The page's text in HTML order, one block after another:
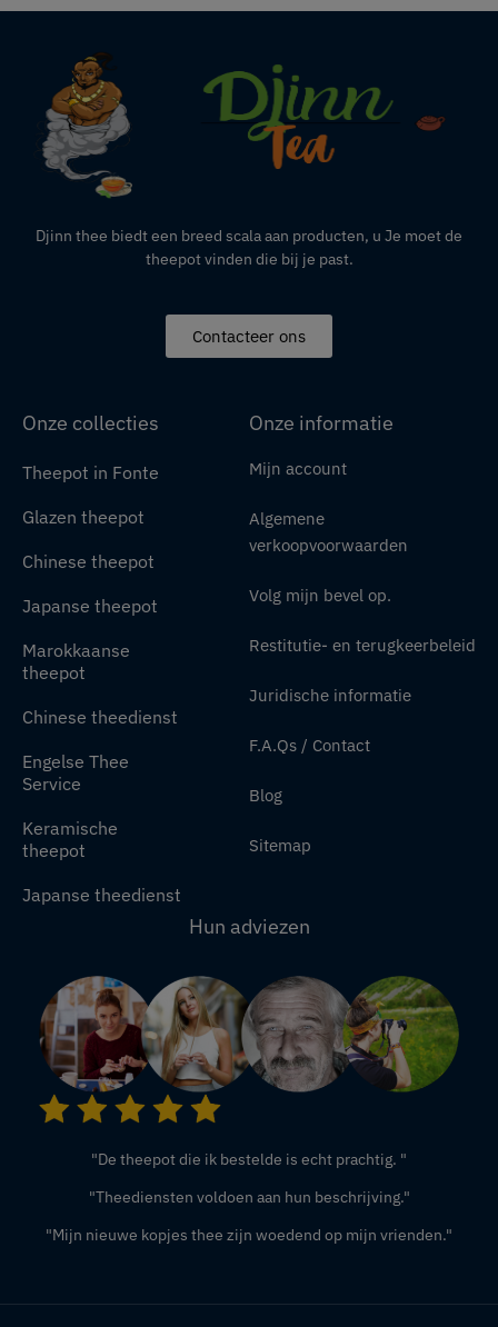
Djinn thee biedt een breed scala aan producten, u Je moet de
theepot vinden die bij je past.
Contacteer ons
Onze collecties
Theepot in Fonte
Glazen theepot
Chinese theepot
Japanse theepot
Marokkaanse
theepot
Chinese theedienst
Engelse Thee
Service
Keramische
theepot
Japanse theedienst
Onze informatie
Mijn account
Algemene
verkoopvoorwaarden
Volg mijn bevel op.
Restitutie- en terugkeerbeleid
Juridische informatie
F.A.Qs / Contact
Blog
Sitemap
Hun adviezen
"De theepot die ik bestelde is echt prachtig. "
"Theediensten voldoen aan hun beschrijving."
"Mijn nieuwe kopjes thee zijn woedend op mijn vrienden."